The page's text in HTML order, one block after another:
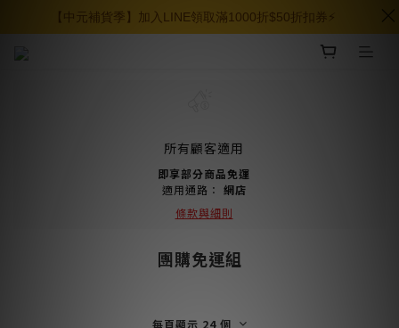
所有顧客適用
即享部分商品免運
適用通路： 網店
條款與細則
團購免運組
每頁顯示 24 個
【中元補貨季】加入LINE領取滿1000折$50折扣券⚡️